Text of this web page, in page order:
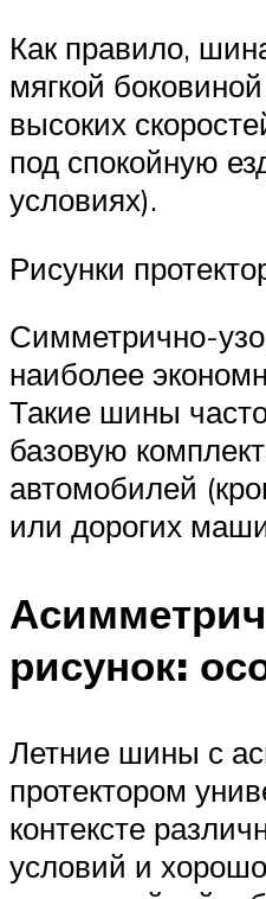
Как правило,
мягкой
высоких
под спокойную
условиях).
Рисунки
Симметрично-
наиболее
Такие шины
базовую
автомобилей
или дорогих
рисунок:
Летние шины с
протектором
контексте
условий и